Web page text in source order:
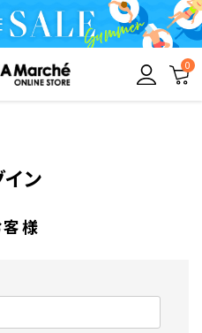
0
ン
様